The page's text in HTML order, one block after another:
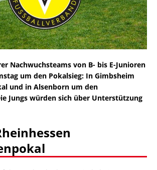
Nachwuchsteams von B- bis E-Junioren
um den Pokalsieg: In Gimbsheim
und in Alsenborn um den
Jungs würden sich über Unterstützung